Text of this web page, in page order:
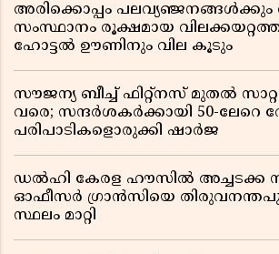
അരിക്കൊപ്പം പലവ്യഞ്ജനങ്ങൾക്കും
സംസ്ഥാനം രൂക്ഷമായ
ഹോട്ടൽ ഊണിനും വില കൂടും
സൗജന്യ ബീച്ച് ഫിറ്റ്നസ് മുതൽ
വരെ; സന്ദർശകർക്കായി 50-ലേറെ
പരിപാടികളൊരുക്കി ഷാർജ
ഡൽഹി കേരള ഹൗസിൽ അച്ചടക്ക
ഓഫീസർ ഗ്രാൻസിയെ
സ്ഥലം മാറ്റി